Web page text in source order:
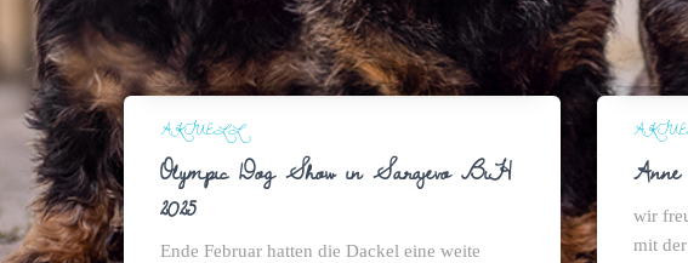
AKTUELL
Olympic Dog Show in Sarajevo BiH
2025
Ende Februar hatten die Dackel eine weite
wir
mit